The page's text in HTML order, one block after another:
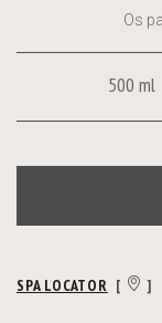
Os
500 ml
SPA LOCATOR [ ]